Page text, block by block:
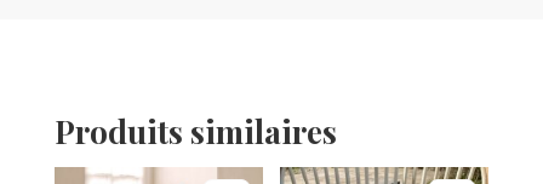
Produits similaires